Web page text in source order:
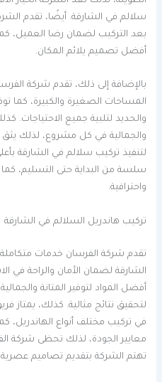
سلالم في الشارقة. أيضًا، تقدم
بعد التركيب لضمان رضا العميل،
أفضل تصميم يلائم المكان.
بالإضافة إلى ذلك، تقدم شركة
المساحات الصغيرة والكبيرة، كما
والحديد لتلبية جميع الاحتياجات.
والجمالية في كل مشروع، لذلك يثق
لتنفيذ تركيب سلالم في الشارقة
سلسة من البداية حتى التسليم، كما
واحترافية.
تركيب هاندريل السلالم في الشارقة
تقدم شركة الفرسان خدمات
الشارقة لضمان الأمان والراحة في
أفضل المواد لتوفير المتانة
لتحقيق نتائج مثالية. كذلك، يمتاز
في تركيب مختلف أنواع الهاندريل،
معايير الجودة، لذلك تحظى شركة
تهتم الشركة بتقديم تصاميم